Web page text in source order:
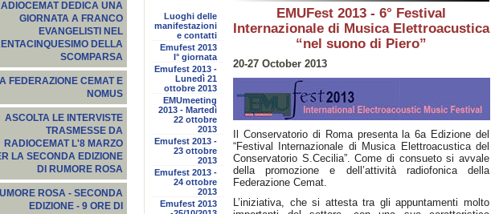
DEDICA UNA
GIORNATA A FRANCO
EVANGELISTI NEL
DELLA
SCOMPARSA
FEDERAZIONE CEMAT E
NOMUS
ASCOLTA LE INTERVISTE
TRASMESSE DA
RADIOCEMAT L'8 MARZO
LA SECONDA EDIZIONE
DI RUMORE ROSA
ROSA - SECONDA
EDIZIONE - 9 ORE DI
Luoghi delle
manifestazioni
e contatti
Emufest 2013
I° giornata
Emufest 2013 -
Lunedì 21
ottobre 2013
EMUmeeting
2013 - Martedì
22 ottobre
2013
Emufest 2013 -
23 ottobre
2013
Emufest 2013 -
24 ottobre
2013
Emufest 2013
EMUFest 2013 - 6° Festival
Internazionale di Musica Elettroacustica
“nel suono di Piero”
20-27 October 2013
Il Conservatorio di Roma presenta la 6a Edizione del
“Festival Internazionale di Musica Elettroacustica del
Conservatorio S.Cecilia”. Come di consueto si avvale
della promozione e dell’attività radiofonica della
Federazione Cemat.
L’iniziativa, che si attesta tra gli appuntamenti molto